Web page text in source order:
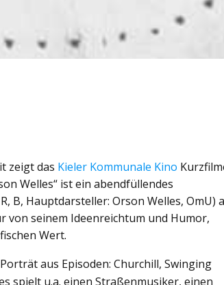
zeigt das Kieler Kommunale Kino
Welles“ ist ein abendfüllendes
B, Hauptdarsteller: Orson Welles, OmU)
von seinem Ideenreichtum und Humor,
Wert.
aus Episoden: Churchill, Swinging
spielt u.a. einen Straßenmusiker, einen